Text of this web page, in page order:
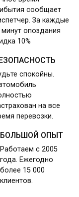
сообщает
За каждые
минут опоздания
10%
спокойны.
на все
перевозки.
БОЛЬШОЙ ОПЫТ
Работаем с 2005
года. Ежегодно
более 15 000
клиентов.